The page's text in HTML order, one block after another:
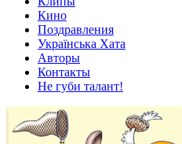
Кино
Поздравления
Українська Хата
Авторы
Контакты
Не губи талант!